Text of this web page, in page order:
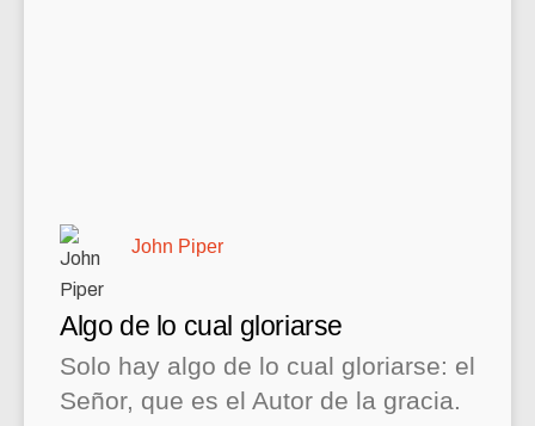
Algo de lo cual gloriarse
Solo hay algo de lo cual gloriarse: el
Señor, que es el Autor de la gracia.
John Piper